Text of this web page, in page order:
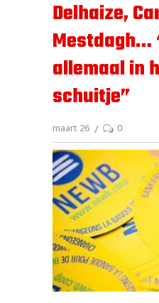
Delhaize,
Mestdagh…
allemaal in
schuitje”
maart 26 0